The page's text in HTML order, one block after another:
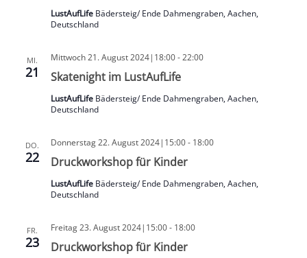
LustAufLife Bädersteig/ Ende Dahmengraben, Aachen,
Deutschland
MI.
21 Skatenight im LustAufLife
Mittwoch 21. August 2024|18:00-22:00
LustAufLife Bädersteig/ Ende Dahmengraben, Aachen,
Deutschland
DO.
22 Druckworkshop für Kinder
Donnerstag 22. August 2024|15:00- 18:00
LustAufLife Bädersteig/ Ende Dahmengraben, Aachen,
Deutschland
FR.
23 Druckworkshop für Kinder
Freitag 23. August 2024|15:00- 18:00